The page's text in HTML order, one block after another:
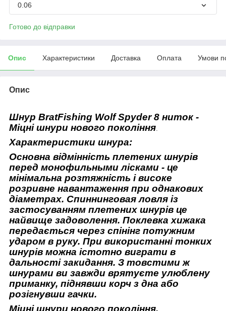
0.06
Готово до відправки
Опис Характеристики Доставка Оплата Умови
Опис
Шнур BratFishing Wolf Spyder 8 ниток-
Міцні шнури нового покоління
Характеристики шнура:
Основна відмінність плетених шнурів
перед монофильными лісками - це
мінімальна розтяжність і високе
розривне навантаження при однакових
діаметрах. Спиннинговая ловля із
застосуванням плетених шнурів це
найвище задоволення. Поклевка хижака
передається через спінінг потужним
ударом в руку. При використанні тонких
шнурів можна істотно виграти в
дальності закидання. З товстими ж
шнурами ви завжди врятуєте улюблену
приманку, піднявши корч з дна або
розігнувши гачки.
Міцні шнури нового покоління,